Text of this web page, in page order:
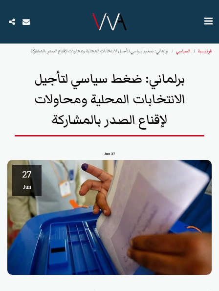
الرئيسية السياسي برلماني: ضغط سياسي لتأجيل الانتخابات المحلية ومحاولات لإقناع الصدر بالمشاركة
برلماني: ضغط سياسي لتأجيل
الانتخابات المحلية ومحاولات
لإقناع الصدر بالمشاركة
27
Jun
27
Jun